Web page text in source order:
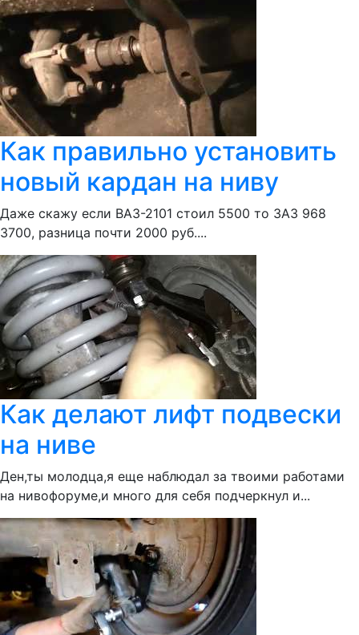
Как правильно установить
новый кардан на ниву
Даже скажу если ВАЗ-2101 стоил 5500 то ЗАЗ 968
3700, разница почти 2000 руб....
Как делают лифт подвески
на ниве
Ден,ты молодца,я еще наблюдал за твоими работами
на нивофоруме,и много для себя подчеркнул и...